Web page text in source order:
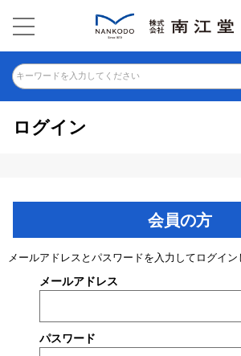
キーワードを入力してください
ログイン
会員の方
メールアドレスとパスワードを入力してログイン
メールアドレス
パスワード